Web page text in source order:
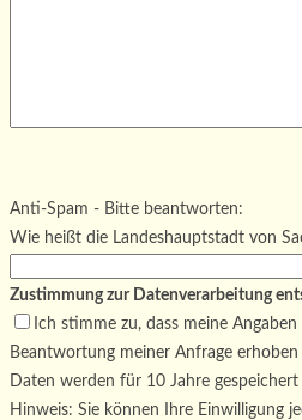
Bitte lasse dieses Feld leer.
Anti-Spam - Bitte beantworten:
Wie heißt die Landeshauptstadt von
Zustimmung zur Datenverarbeitung
Ich stimme zu, dass meine
Beantwortung meiner Anfrage
Daten werden für 10 Jahre
Hinweis: Sie können Ihre Einwilligung